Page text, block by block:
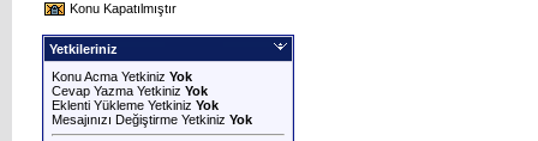
Konu Kapatılmıştır
Yetkileriniz
Konu Acma Yetkiniz Yok
Cevap Yazma Yetkiniz Yok
Eklenti Yükleme Yetkiniz Yok
Mesajınızı Değiştirme Yetkiniz Yok